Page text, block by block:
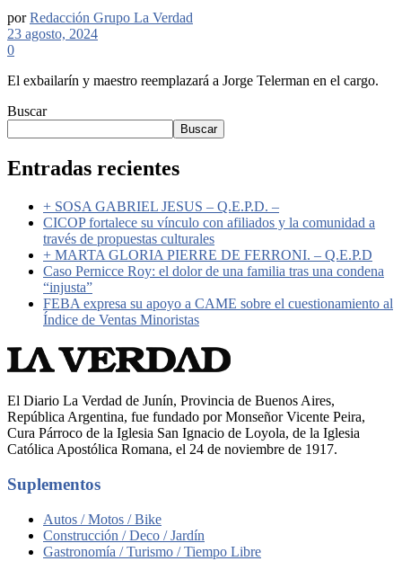
por Redacción Grupo La Verdad
23 agosto, 2024
0
El exbailarín y maestro reemplazará a Jorge Telerman en el cargo.
Buscar
Buscar
Entradas recientes
+ SOSA GABRIEL JESUS – Q.E.P.D. –
CICOP fortalece su vínculo con afiliados y la comunidad a
través de propuestas culturales
+ MARTA GLORIA PIERRE DE FERRONI. – Q.E.P.D
Caso Pernicce Roy: el dolor de una familia tras una condena
“injusta”
FEBA expresa su apoyo a CAME sobre el cuestionamiento al
Índice de Ventas Minoristas
El Diario La Verdad de Junín, Provincia de Buenos Aires,
República Argentina, fue fundado por Monseñor Vicente Peira,
Cura Párroco de la Iglesia San Ignacio de Loyola, de la Iglesia
Católica Apostólica Romana, el 24 de noviembre de 1917.
Suplementos
Autos / Motos / Bike
Construcción / Deco / Jardín
Gastronomía / Turismo / Tiempo Libre